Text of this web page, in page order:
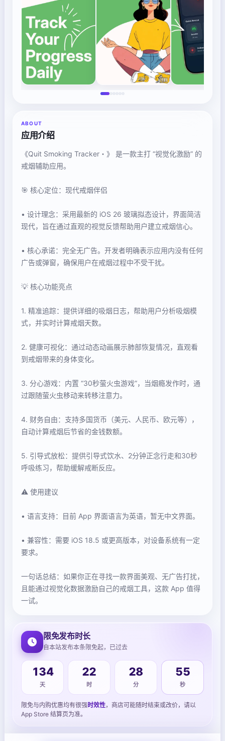
ABOUT
应用介绍
《Quit Smoking Tracker・》 是一款主打 “视觉化激励” 的
戒烟辅助应用。
🎯 核心定位：现代戒烟伴侣
• 设计理念：采用最新的 iOS 26 玻璃拟态设计，界面简洁
现代，旨在通过直观的视觉反馈帮助用户建立戒烟信心。
• 核心承诺：完全无广告。开发者明确表示应用内没有任何
广告或弹窗，确保用户在戒烟过程中不受干扰。
💡 核心功能亮点
1. 精准追踪：提供详细的吸烟日志，帮助用户分析吸烟模
式，并实时计算戒烟天数。
2. 健康可视化：通过动态动画展示肺部恢复情况，直观看
到戒烟带来的身体变化。
3. 分心游戏：内置 “30秒萤火虫游戏”，当烟瘾发作时，通
过跟随萤火虫移动来转移注意力。
4. 财务自由：支持多国货币（美元、人民币、欧元等），
自动计算戒烟后节省的金钱数额。
5. 引导式放松：提供引导式饮水、2分钟正念行走和30秒
呼吸练习，帮助缓解戒断反应。
⚠️ 使用建议
• 语言支持：目前 App 界面语言为英语，暂无中文界面。
• 兼容性：需要 iOS 18.5 或更高版本，对设备系统有一定
要求。
一句话总结：如果你正在寻找一款界面美观、无广告打扰，
且能通过视觉化数据激励自己的戒烟工具，这款 App 值得
一试。
限免发布时长
自本站发布本条限免起，已过去
134
天
22
时
28
分
56
秒
限免与内购优惠均有很强时效性，商店可能随时结束或改价，请以
App Store 结算页为准。